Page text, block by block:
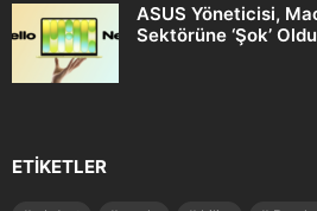
ASUS Yöneticisi,
Sektörüne ‘Şok’
ETIKETLER